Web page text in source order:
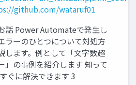
github.com/wataruf01
話 Power Automateで発生し
ラーのひとつについて対処方
します。例として「文字数超
」の事例を紹介します 知って
ぐに解決できます 3